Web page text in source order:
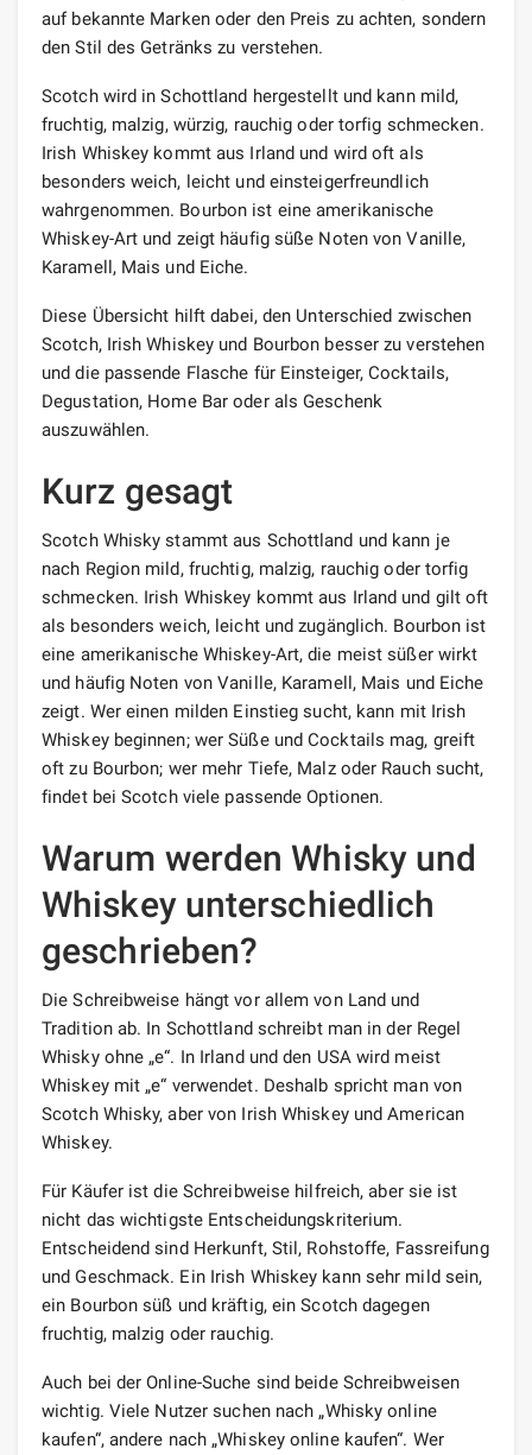
auf bekannte Marken oder den Preis zu achten, sondern
den Stil des Getränks zu verstehen.
Scotch wird in Schottland hergestellt und kann mild,
fruchtig, malzig, würzig, rauchig oder torfig schmecken.
Irish Whiskey kommt aus Irland und wird oft als
besonders weich, leicht und einsteigerfreundlich
wahrgenommen. Bourbon ist eine amerikanische
Whiskey-Art und zeigt häufig süße Noten von Vanille,
Karamell, Mais und Eiche.
Diese Übersicht hilft dabei, den Unterschied zwischen
Scotch, Irish Whiskey und Bourbon besser zu verstehen
und die passende Flasche für Einsteiger, Cocktails,
Degustation, Home Bar oder als Geschenk
auszuwählen.
Kurz gesagt
Scotch Whisky stammt aus Schottland und kann je
nach Region mild, fruchtig, malzig, rauchig oder torfig
schmecken. Irish Whiskey kommt aus Irland und gilt oft
als besonders weich, leicht und zugänglich. Bourbon ist
eine amerikanische Whiskey-Art, die meist süßer wirkt
und häufig Noten von Vanille, Karamell, Mais und Eiche
zeigt. Wer einen milden Einstieg sucht, kann mit Irish
Whiskey beginnen; wer Süße und Cocktails mag, greift
oft zu Bourbon; wer mehr Tiefe, Malz oder Rauch sucht,
findet bei Scotch viele passende Optionen.
Warum werden Whisky und
Whiskey unterschiedlich
geschrieben?
Die Schreibweise hängt vor allem von Land und
Tradition ab. In Schottland schreibt man in der Regel
Whisky ohne „e“. In Irland und den USA wird meist
Whiskey mit „e“ verwendet. Deshalb spricht man von
Scotch Whisky, aber von Irish Whiskey und American
Whiskey.
Für Käufer ist die Schreibweise hilfreich, aber sie ist
nicht das wichtigste Entscheidungskriterium.
Entscheidend sind Herkunft, Stil, Rohstoffe, Fassreifung
und Geschmack. Ein Irish Whiskey kann sehr mild sein,
ein Bourbon süß und kräftig, ein Scotch dagegen
fruchtig, malzig oder rauchig.
Auch bei der Online-Suche sind beide Schreibweisen
wichtig. Viele Nutzer suchen nach „Whisky online
kaufen“, andere nach „Whiskey online kaufen“. Wer